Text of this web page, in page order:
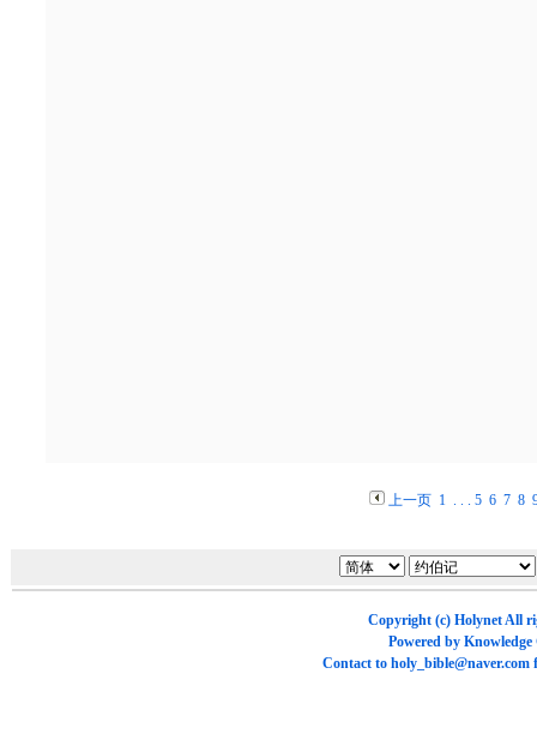
上一页 1. . . 5 6 7 8
Copyright (c) HolynetAll
Powered by Knowledge
Contact to holy_bible@naver.com